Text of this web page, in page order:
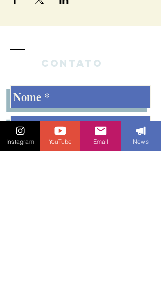
Contato
Instagram YouTube Email News